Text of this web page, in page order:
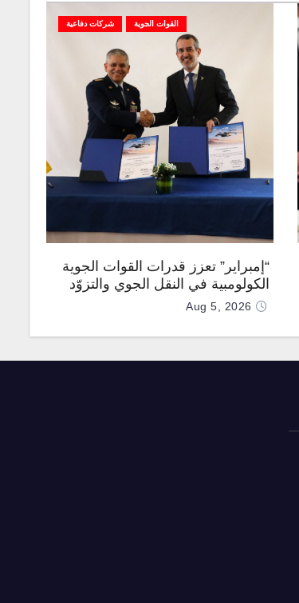
القوات الجوية شركات دفاعية
“إمبراير” تعزز قدرات القوات الجوية
الكولومبية في النقل الجوي والتزوّد
بالوقود جوًا من خلال تزويدها بطائرتي
Aug 5, 2026